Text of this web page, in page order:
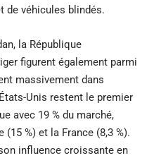
de véhicules blindés.
la République
figurent également parmi
massivement dans
Unis restent le premier
avec 19 % du marché,
(15 %) et la France (8,3 %).
influence croissante en